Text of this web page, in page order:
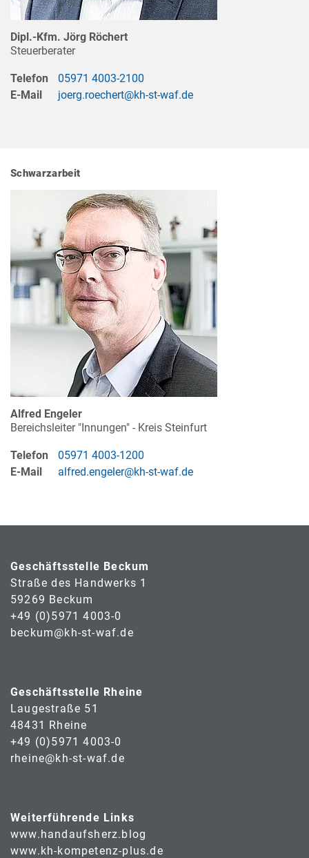
Dipl.-Kfm. Jörg Röchert
Steuerberater
Telefon
05971 4003-2100
E-Mail
joerg.roechert@kh-st-waf.de
Schwarzarbeit
Alfred Engeler
Bereichsleiter "Innungen" - Kreis Steinfurt
Telefon
05971 4003-1200
E-Mail
alfred.engeler@kh-st-waf.de
Geschäftsstelle Beckum
Straße des Handwerks 1
59269 Beckum
+49 (0)5971 4003-0
beckum@kh-st-waf.de
Geschäftsstelle Rheine
Laugestraße 51
48431 Rheine
+49 (0)5971 4003-0
rheine@kh-st-waf.de
Weiterführende Links
www.handaufsherz.blog
www.kh-kompetenz-plus.de